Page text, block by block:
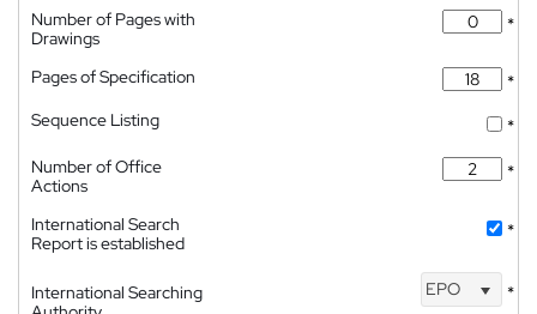
Number of Pages with
Drawings
*
Pages of Specification
*
Sequence Listing
*
Number of Office
Actions
*
International Search
Report is established
*
International Searching
EPO *